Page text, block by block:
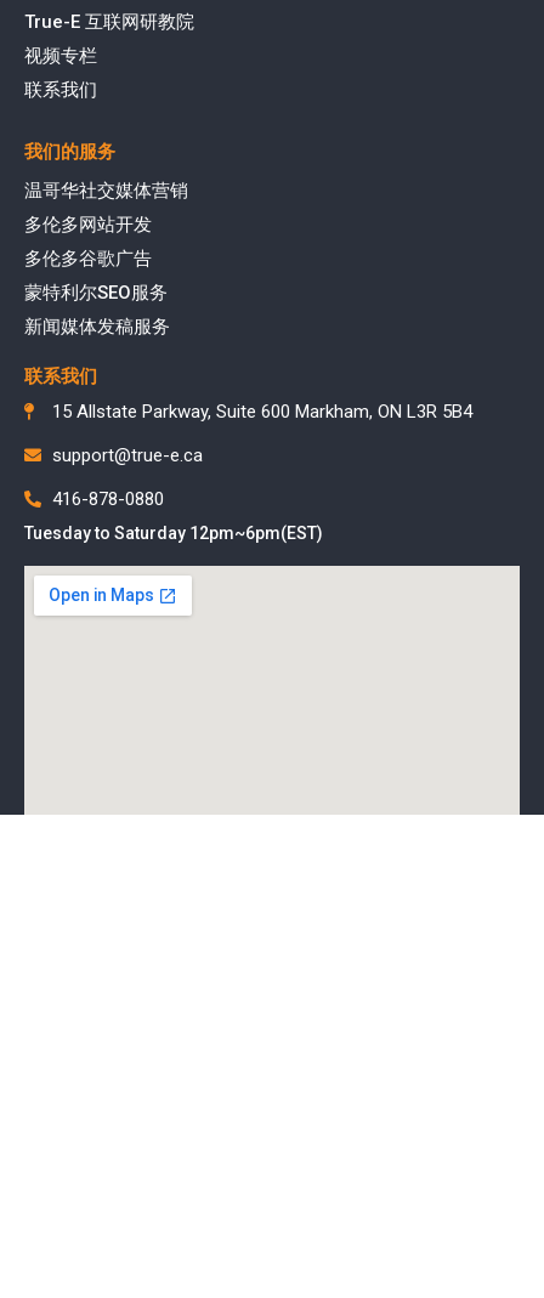
True-E 互联网研教院
视频专栏
联系我们
我们的服务
温哥华社交媒体营销
多伦多网站开发
多伦多谷歌广告
蒙特利尔SEO服务
新闻媒体发稿服务
联系我们
15 Allstate Parkway, Suite 600 Markham, ON L3R 5B4
support@true-e.ca
416-878-0880
Tuesday to Saturday 12pm~6pm(EST)